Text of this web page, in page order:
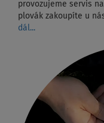
provozujeme servis
plovák zakoupíte u
dál...